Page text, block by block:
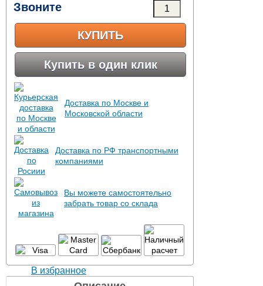
Звоните
КУПИТЬ
Купить в один клик
Доставка по Москве и
Московской области
Доставка по РФ транспортными
компаниями
Вы можете самостоятельно
забрать товар со склада
В избранное